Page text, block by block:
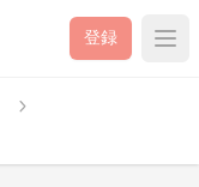
登録